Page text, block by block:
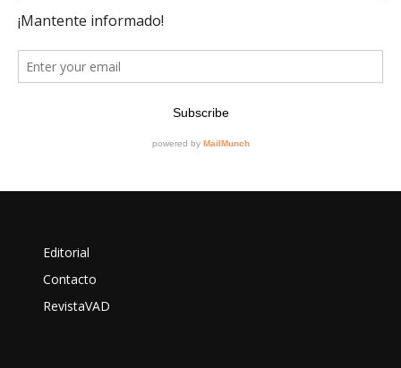
Editorial
Contacto
RevistaVAD